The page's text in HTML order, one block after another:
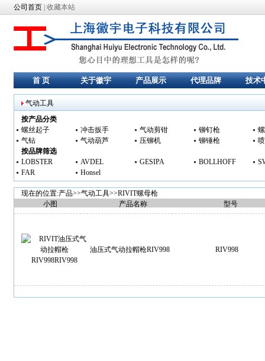
公司首页| 收藏本站
首 页 关于徽宇 产品展示 代理品牌 技术
气动工具
按产品分类
螺丝起子
冲击扳手 气动剪钳 铆钉枪
气钻
气动葫芦 压铆机 铆锤枪
按品牌筛选
LOBSTER
AVDEL GESIPA BOLLHOFF
FAR
Honsel
现在的位置:产品>>气动工具>>RIVIT螺母枪
小图
产品名称 型号
油压式气动拉帽枪RIV998 RIV998